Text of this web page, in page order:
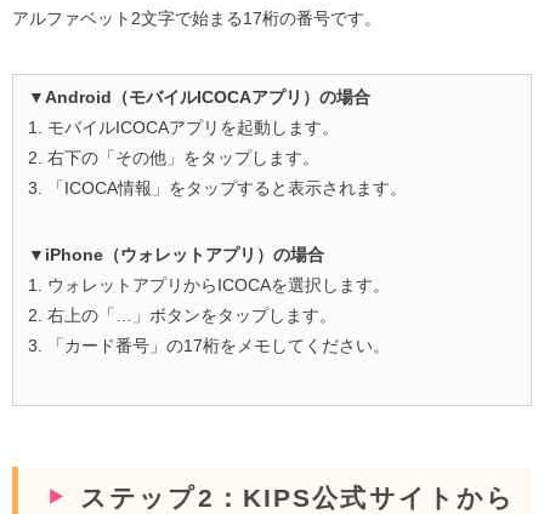
アルファベット2文字で始まる17桁の番号です。
▼Android（モバイルICOCAアプリ）の場合
1. モバイルICOCAアプリを起動します。
2. 右下の「その他」をタップします。
3. 「ICOCA情報」をタップすると表示されます。
▼iPhone（ウォレットアプリ）の場合
1. ウォレットアプリからICOCAを選択します。
2. 右上の「…」ボタンをタップします。
3. 「カード番号」の17桁をメモしてください。
ステップ2：KIPS公式サイトから